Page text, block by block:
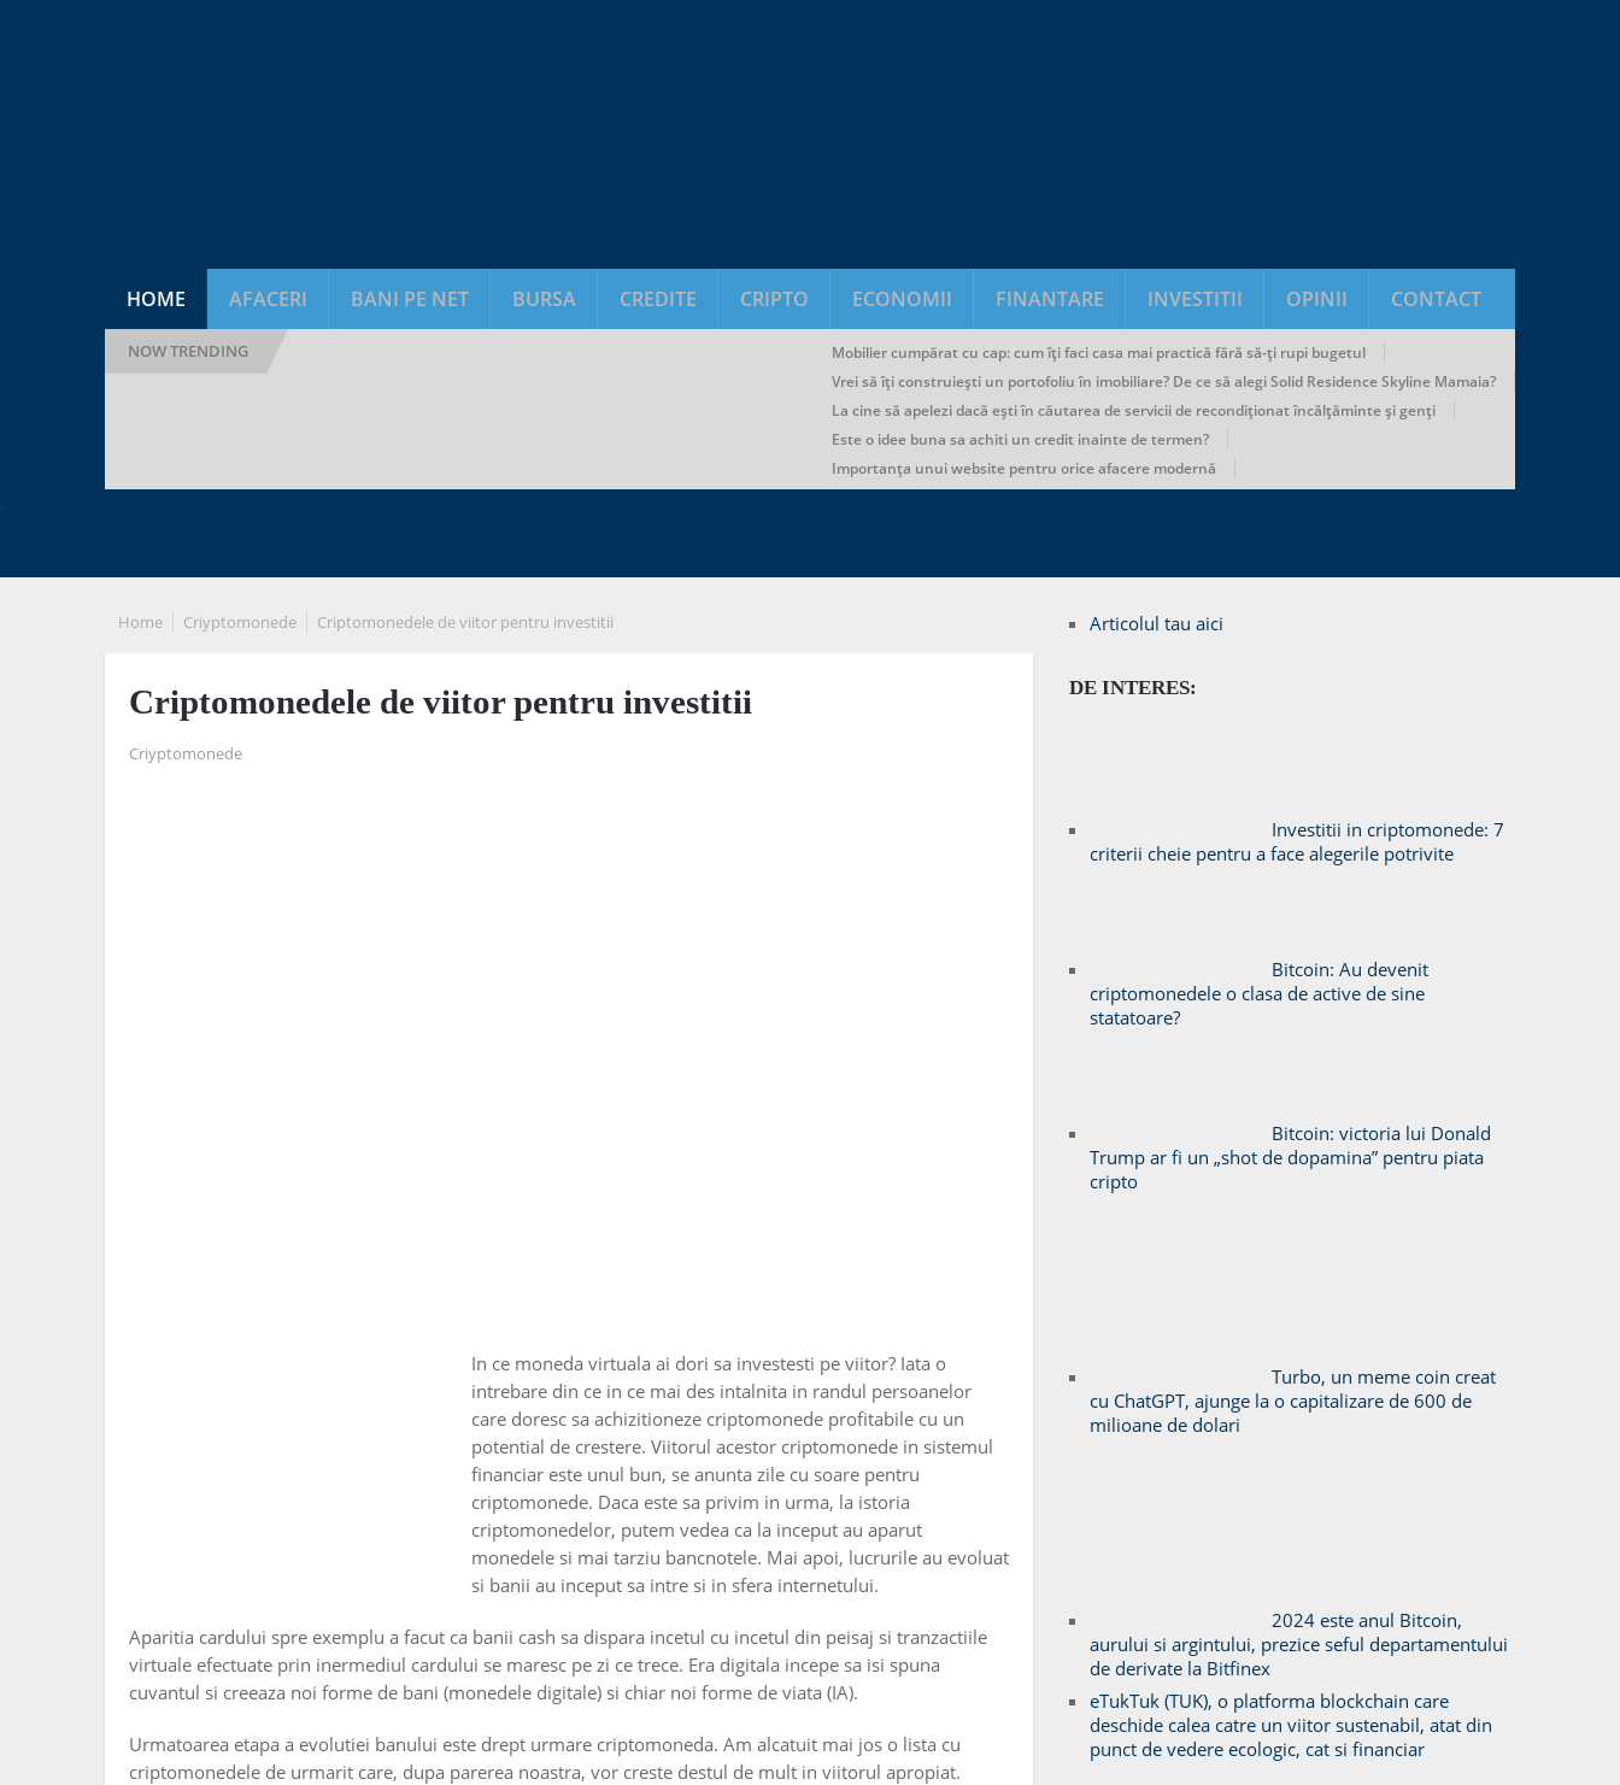
HOME AFACERI BANI PE NET BURSA CREDITE CRIPTO ECONOMII FINANTARE INVESTITII OPINII CONTACT
NOW TRENDING
Mobilier cumpărat cu cap: cum îți faci casa mai practică fără să-ți rupi bugetul
Vrei să îți construiești un portofoliu în imobiliare? De ce să alegi Solid Residence Skyline Mamaia?
La cine să apelezi dacă ești în căutarea de servicii de recondiționat încălțăminte și genți
Este o idee buna sa achiti un credit inainte de termen?
Importanța unui website pentru orice afacere modernă
.
Home Criyptomonede Criptomonedele de viitor pentru investitii
Criptomonedele de viitor pentru investitii
Criyptomonede
In ce moneda virtuala ai dori sa investesti pe viitor? Iata o
intrebare din ce in ce mai des intalnita in randul persoanelor
care doresc sa achizitioneze criptomonede profitabile cu un
potential de crestere. Viitorul acestor criptomonede in sistemul
financiar este unul bun, se anunta zile cu soare pentru
criptomonede. Daca este sa privim in urma, la istoria
criptomonedelor, putem vedea ca la inceput au aparut
monedele si mai tarziu bancnotele. Mai apoi, lucrurile au evoluat
si banii au inceput sa intre si in sfera internetului.
Aparitia cardului spre exemplu a facut ca banii cash sa dispara incetul cu incetul din peisaj si tranzactiile
virtuale efectuate prin inermediul cardului se maresc pe zi ce trece. Era digitala incepe sa isi spuna
cuvantul si creeaza noi forme de bani (monedele digitale) si chiar noi forme de viata (IA).
Urmatoarea etapa a evolutiei banului este drept urmare criptomoneda. Am alcatuit mai jos o lista cu
criptomonedele de urmarit care, dupa parerea noastra, vor creste destul de mult in viitorul apropiat.
Articolul tau aici
DE INTERES:
Investitii in criptomonede: 7
criterii cheie pentru a face alegerile potrivite
Bitcoin: Au devenit
criptomonedele o clasa de active de sine
statatoare?
Bitcoin: victoria lui Donald
Trump ar fi un „shot de dopamina” pentru piata
cripto
Turbo, un meme coin creat
cu ChatGPT, ajunge la o capitalizare de 600 de
milioane de dolari
2024 este anul Bitcoin,
aurului si argintului, prezice seful departamentului
de derivate la Bitfinex
eTukTuk (TUK), o platforma blockchain care
deschide calea catre un viitor sustenabil, atat din
punct de vedere ecologic, cat si financiar